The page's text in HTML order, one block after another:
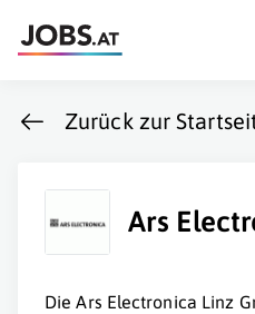
Zurück zur
Ars
Die Ars Electronica Linz